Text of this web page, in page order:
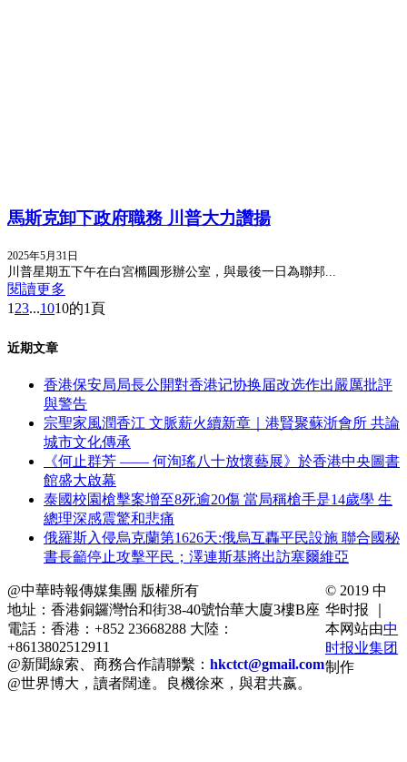
馬斯克卸下政府職務 川普大力讚揚
2025年5月31日
川普星期五下午在白宮橢圓形辦公室，與最後一日為聯邦...
閱讀更多
1 23...1010的1頁
近期文章
香港保安局局長公開對香港记协换届改选作出嚴厲批評
與警告
宗聖家風潤香江 文脈薪火續新章｜港賢聚蘇浙會所 共論
城市文化傳承
《何止群芳 —— 何洵瑤八十放懷藝展》於香港中央圖書
館盛大啟幕
泰國校園槍擊案增至8死逾20傷 當局稱槍手是14歲學 生
總理深感震驚和悲痛
俄羅斯入侵烏克蘭第1626天:俄烏互轟平民設施 聯合國秘
書長籲停止攻擊平民；澤連斯基將出訪塞爾維亞
@中華時報傳媒集團 版權所有
地址：香港銅鑼灣怡和街38-40號怡華大廈3樓B座
電話：香港：+852 23668288 大陸：
+8613802512911
@新聞線索、商務合作請聯繫： hkctct@gmail.com
@世界博大，讀者闊達。良機徐來，與君共嬴。
© 2019 中
华时报 ｜
本网站由中
时报业集团
制作